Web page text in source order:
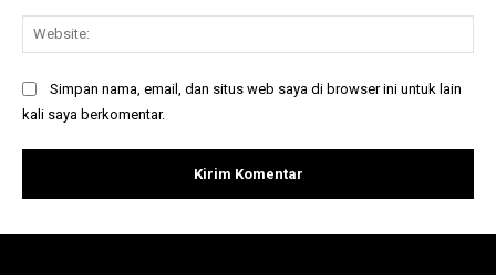
Simpan nama, email, dan situs web saya di browser ini untuk lain
kali saya berkomentar.